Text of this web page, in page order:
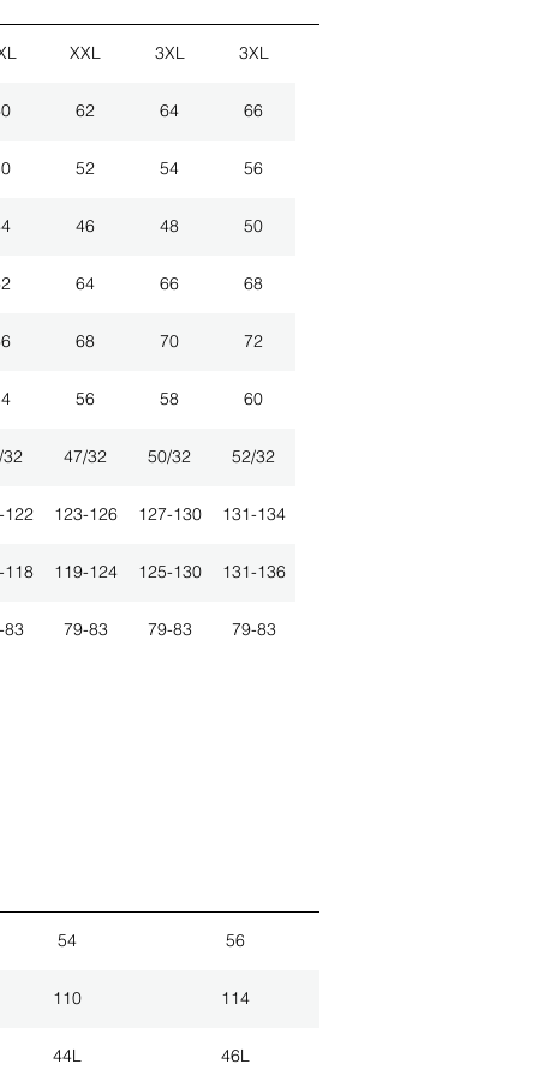
XXL 3XL 3XL
62 64 66
52 54 56
46 48 50
64 66 68
68 70 72
56 58 60
32 47/32 50/32 52/32
122 123-126 127-130 131-134
118 119-124 125-130 131-136
83 79-83 79-83 79-83
54 56
110 114
44L 46L